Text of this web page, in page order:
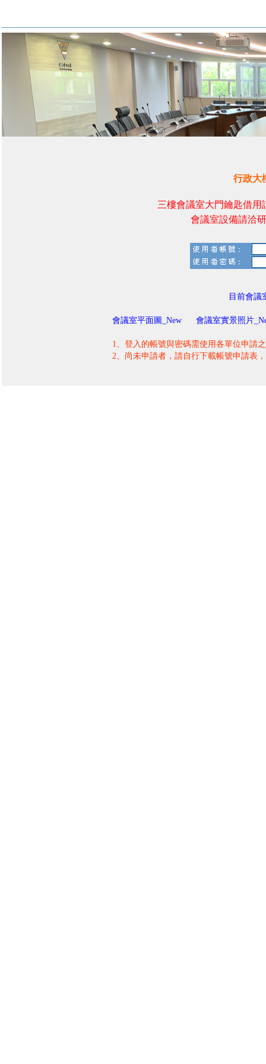
行政大
三樓會議室大門鑰匙借用
會議室設備請洽
目前會議
會議室平面圖_New 會議室實景照片
1、登入的帳號與密碼需使用各單位申請
2、尚未申請者，請自行下載帳號申請表